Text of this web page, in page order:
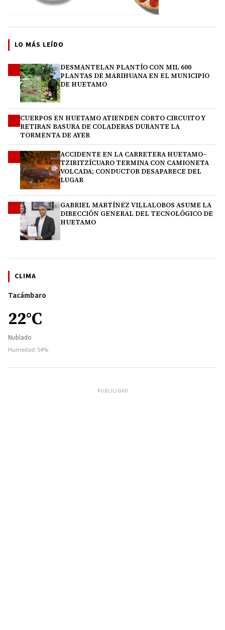
LO MÁS LEÍDO
DESMANTELAN PLANTÍO CON MIL 600
PLANTAS DE MARIHUANA EN EL MUNICIPIO
DE HUETAMO
CUERPOS EN HUETAMO ATIENDEN CORTO CIRCUITO Y
RETIRAN BASURA DE COLADERAS DURANTE LA
TORMENTA DE AYER
ACCIDENTE EN LA CARRETERA HUETAMO–
TZIRITZÍCUARO TERMINA CON CAMIONETA
VOLCADA; CONDUCTOR DESAPARECE DEL
LUGAR
GABRIEL MARTÍNEZ VILLALOBOS ASUME LA
DIRECCIÓN GENERAL DEL TECNOLÓGICO DE
HUETAMO
CLIMA
Tacámbaro
22°C
Nublado
Humedad: 54%
PUBLICIDAD